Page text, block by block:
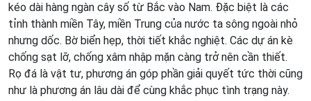
kéo dài hàng ngàn cây số từ Bắc vào Nam. Đặc biệt là các
tỉnh thành miền Tây, miền Trung của nước ta sông ngoài nhỏ
nhưng dốc. Bờ biển hẹp, thời tiết khắc nghiệt. Các dự án kè
chống sạt lỡ, chống xâm nhập mặn càng trở nên cần thiết.
Rọ đá là vật tư, phương án góp phần giải quyết tức thời cũng
như là phương án lâu dài để cùng khắc phục tình trạng này.